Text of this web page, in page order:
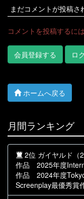
まだコメントが投稿さ
コメントを投稿するに
会員登録する ロ
ホームへ戻る
月間ランキング
2位 ガイヤルド（
作品 2025年度
作品 2024年度
Screenplay最優秀賞